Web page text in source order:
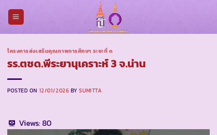
โครงการส่งเสริมคุณภาพการศึกษา ระยะที่ ๓
รร.ตชด.พีระยานุเคราะห์ 3 จ.น่าน
POSTED ON 12/01/2026 BYSUMITTA
Views:80